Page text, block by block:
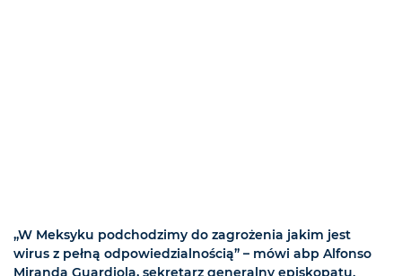
„W Meksyku podchodzimy do zagrożenia jakim jest
wirus z pełną odpowiedzialnością” – mówi abp Alfonso
Miranda Guardiola, sekretarz generalny episkopatu.